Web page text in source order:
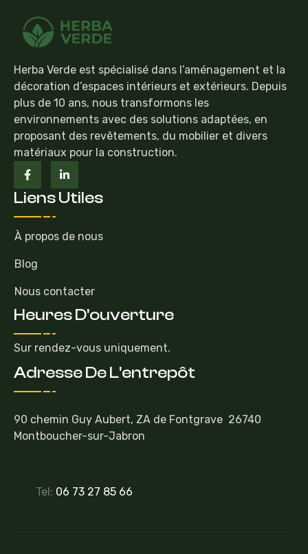
Herba Verde est spécialisé dans l’aménagement et la
décoration d’espaces intérieurs et extérieurs. Depuis
plus de 10 ans, nous transformons les
environnements avec des solutions adaptées, en
proposant des revêtements, du mobilier et divers
matériaux pour la construction.
Liens Utiles
À propos de nous
Blog
Nous contacter
Heures D'ouverture
Sur rendez-vous uniquement.
Adresse De L'entrepôt
90 chemin Guy Aubert, ZA de Fontgrave 26740
Montboucher-sur-Jabron
Tel: 06 73 27 85 66